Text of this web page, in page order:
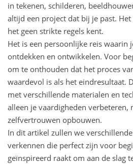
in tekenen, schilderen,
altijd een project dat bij je past.
het geen strikte regels kent.
Het is een persoonlijke reis waarin
ontdekken en ontwikkelen. Voor
om te onthouden dat het proces
waardevol is als het eindresultaat.
met verschillende materialen en
alleen je vaardigheden verbeteren,
zelfvertrouwen opbouwen.
In dit artikel zullen we
verkennen die perfect zijn voor
geïnspireerd raakt om aan de slag